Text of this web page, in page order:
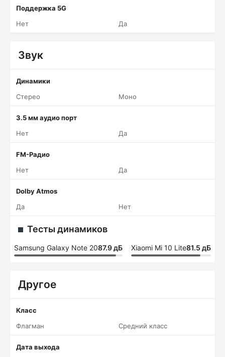
Поддержка 5G
Нет
Да
Звук
Динамики
Стерео
Моно
3.5 мм аудио порт
Нет
Да
FM-Радио
Нет
Да
Dolby Atmos
Да
Нет
Тесты динамиков
Samsung Galaxy Note 2087.9 дБ Xiaomi Mi 10 Lite81.5 дБ
Другое
Класс
Флагман
Средний класс
Дата выхода